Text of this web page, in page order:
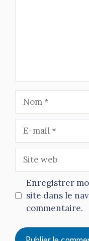
mail
web
Enregistrer
site dans le
commentaire.